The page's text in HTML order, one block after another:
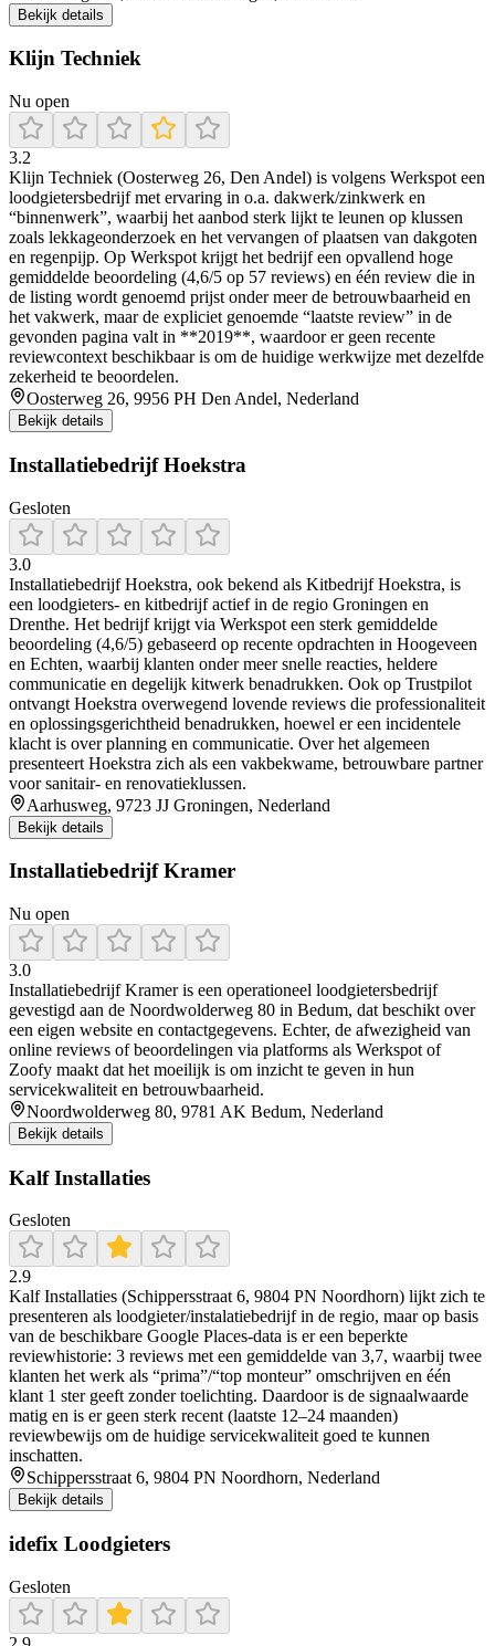
Bekijk details
Klijn Techniek
Nu open
3.2
Klijn Techniek (Oosterweg 26, Den Andel) is volgens Werkspot een
loodgietersbedrijf met ervaring in o.a. dakwerk/zinkwerk en
“binnenwerk”, waarbij het aanbod sterk lijkt te leunen op klussen
zoals lekkageonderzoek en het vervangen of plaatsen van dakgoten
en regenpijp. Op Werkspot krijgt het bedrijf een opvallend hoge
gemiddelde beoordeling (4,6/5 op 57 reviews) en één review die in
de listing wordt genoemd prijst onder meer de betrouwbaarheid en
het vakwerk, maar de expliciet genoemde “laatste review” in de
gevonden pagina valt in **2019**, waardoor er geen recente
reviewcontext beschikbaar is om de huidige werkwijze met dezelfde
zekerheid te beoordelen.
Oosterweg 26, 9956 PH Den Andel, Nederland
Bekijk details
Installatiebedrijf Hoekstra
Gesloten
3.0
Installatiebedrijf Hoekstra, ook bekend als Kitbedrijf Hoekstra, is
een loodgieters- en kitbedrijf actief in de regio Groningen en
Drenthe. Het bedrijf krijgt via Werkspot een sterk gemiddelde
beoordeling (4,6/5) gebaseerd op recente opdrachten in Hoogeveen
en Echten, waarbij klanten onder meer snelle reacties, heldere
communicatie en degelijk kitwerk benadrukken. Ook op Trustpilot
ontvangt Hoekstra overwegend lovende reviews die professionaliteit
en oplossingsgerichtheid benadrukken, hoewel er een incidentele
klacht is over planning en communicatie. Over het algemeen
presenteert Hoekstra zich als een vakbekwame, betrouwbare partner
voor sanitair- en renovatieklussen.
Aarhusweg, 9723 JJ Groningen, Nederland
Bekijk details
Installatiebedrijf Kramer
Nu open
3.0
Installatiebedrijf Kramer is een operationeel loodgietersbedrijf
gevestigd aan de Noordwolderweg 80 in Bedum, dat beschikt over
een eigen website en contactgegevens. Echter, de afwezigheid van
online reviews of beoordelingen via platforms als Werkspot of
Zoofy maakt dat het moeilijk is om inzicht te geven in hun
servicekwaliteit en betrouwbaarheid.
Noordwolderweg 80, 9781 AK Bedum, Nederland
Bekijk details
Kalf Installaties
Gesloten
2.9
Kalf Installaties (Schippersstraat 6, 9804 PN Noordhorn) lijkt zich te
presenteren als loodgieter/instalatiebedrijf in de regio, maar op basis
van de beschikbare Google Places-data is er een beperkte
reviewhistorie: 3 reviews met een gemiddelde van 3,7, waarbij twee
klanten het werk als “prima”/“top monteur” omschrijven en één
klant 1 ster geeft zonder toelichting. Daardoor is de signaalwaarde
matig en is er geen sterk recent (laatste 12–24 maanden)
reviewbewijs om de huidige servicekwaliteit goed te kunnen
inschatten.
Schippersstraat 6, 9804 PN Noordhorn, Nederland
Bekijk details
idefix Loodgieters
Gesloten